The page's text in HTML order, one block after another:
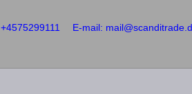
+4575299111 E-mail: